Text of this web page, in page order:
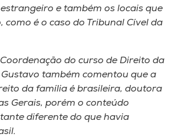
e também os locais que
como é o caso do Tribunal Cível da
do curso de Direito da
Gustavo também comentou que a
da família é brasileira, doutora
Gerais, porém o conteúdo
diferente do que havia